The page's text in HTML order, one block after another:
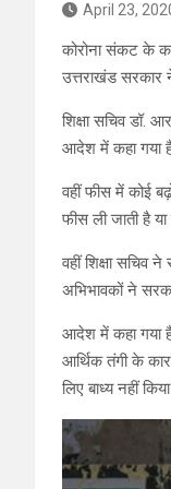
April 23,
कोरोना संकट के
उत्तराखंड सरकार
शिक्षा सचिव डॉ.
आदेश में कहा गया है
वहीं फीस में कोई
फीस ली जाती है
वहीं शिक्षा सचिव
अभिभावकों ने
आदेश में कहा गया
आर्थिक तंगी के
लिए बाध्य नहीं